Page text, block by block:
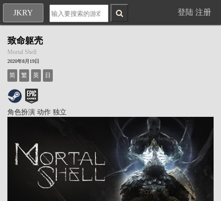
JKRY 登陆 注册
致命躯壳
Mortal Shell
2020年8月19日
简 繁 英 日
角色扮演 动作 独立